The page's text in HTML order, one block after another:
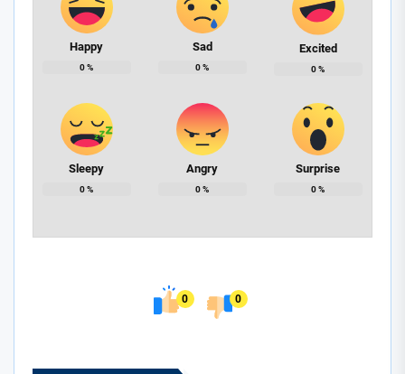
Happy
0%
Sad
0%
Excited
0%
Sleepy
0%
Angry
0%
Surprise
0%
0 0